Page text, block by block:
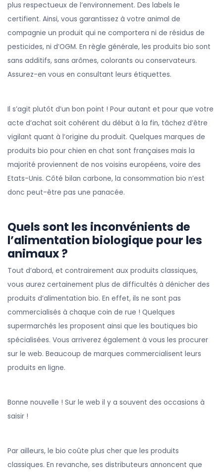
plus respectueux de l’environnement. Des labels le
certifient. Ainsi, vous garantissez à votre animal de
compagnie un produit qui ne comportera ni de résidus de
pesticides, ni d’OGM. En règle générale, les produits bio sont
sans additifs, sans arômes, colorants ou conservateurs.
Assurez-en vous en consultant leurs étiquettes.
Il s’agit plutôt d’un bon point ! Pour autant et pour que votre
acte d’achat soit cohérent du début à la fin, tâchez d’être
vigilant quant à l’origine du produit. Quelques marques de
produits bio pour chien en chat sont françaises mais la
majorité proviennent de nos voisins européens, voire des
Etats-Unis. Côté bilan carbone, la consommation bio n’est
donc peut-être pas une panacée.
Quels sont les inconvénients de
l’alimentation biologique pour les
animaux ?
Tout d’abord, et contrairement aux produits classiques,
vous aurez certainement plus de difficultés à dénicher des
produits d’alimentation bio. En effet, ils ne sont pas
commercialisés à chaque coin de rue ! Quelques
supermarchés les proposent ainsi que les boutiques bio
spécialisées. Vous arriverez également à vous les procurer
sur le web. Beaucoup de marques commercialisent leurs
produits en ligne.
Bonne nouvelle ! Sur le web il y a souvent des occasions à
saisir !
Par ailleurs, le bio coûte plus cher que les produits
classiques. En revanche, ses distributeurs annoncent que